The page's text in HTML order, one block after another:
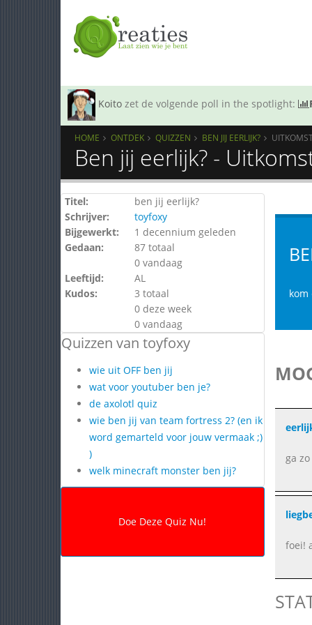
Koito zet de volgende poll in the spotlight:
HOME ONTDEK QUIZZEN BEN JIJ EERLIJK?
Ben jij eerlijk? -
Titel:
ben jij eerlijk?
Schrijver:
toyfoxy
Bijgewerkt:
1 decennium geleden
Gedaan:
87 totaal
0 vandaag
Leeftijd:
AL
Kudos:
3 totaal
0 deze week
0 vandaag
Quizzen van toyfoxy
wie uit OFF ben jij
wat voor youtuber ben je?
de axolotl quiz
wie ben jij van team fortress 2? (en ik
word gemarteld voor jouw vermaak ;)
)
welk minecraft monster ben jij?
ga
foei!